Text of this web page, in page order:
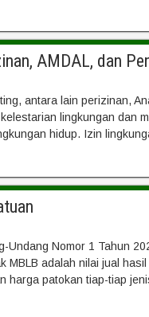
AMDAL, dan
antara lain perizinan,
lingkungan dan
hidup. Izin
Nomor 1 Tahun
adalah nilai jual
harga patokan tiap-tiap